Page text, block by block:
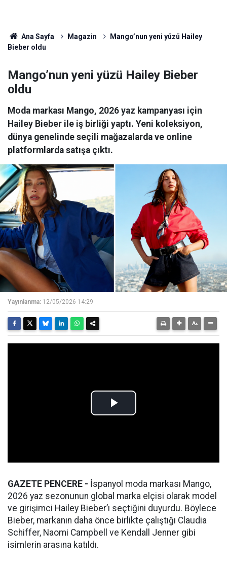
Ana Sayfa Magazin
Mango’nun yeni yüzü Hailey
Bieber oldu
Mango’nun yeni yüzü Hailey Bieber
oldu
Moda markası Mango, 2026 yaz kampanyası için
Hailey Bieber ile iş birliği yaptı. Yeni koleksiyon,
dünya genelinde seçili mağazalarda ve online
platformlarda satışa çıktı.
Yayınlanma: 12/05/2026 14:29
GAZETE PENCERE - İspanyol moda markası Mango,
2026 yaz sezonunun global marka elçisi olarak model
ve girişimci Hailey Bieber’ı seçtiğini duyurdu. Böylece
Bieber, markanın daha önce birlikte çalıştığı Claudia
Schiffer, Naomi Campbell ve Kendall Jenner gibi
isimlerin arasına katıldı.